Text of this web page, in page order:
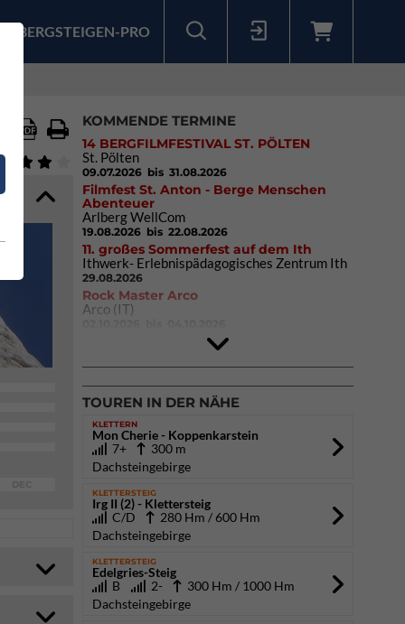
BERGSTEIGEN-PRO
KOMMENDE TERMINE
14 BERGFILMFESTIVAL ST. PÖLTEN
St. Pölten
09.07.2026 bis 31.08.2026
Filmfest St. Anton - Berge Menschen
Abenteuer
Arlberg WellCom
19.08.2026 bis 22.08.2026
11. großes Sommerfest auf dem Ith
Ithwerk- Erlebnispädagogisches Zentrum Ith
29.08.2026
Rock Master Arco
Arco (IT)
9. Eiskletter Festival Osttirol
08.01.2027bis 10.01.2027
TOUREN IN DER NÄHE
KLETTERN
Mon Cherie - Koppenkarstein
7+
300 m
Dachsteingebirge
KLETTERSTEIG
Irg II (2) - Klettersteig
C/D
280 Hm / 600 Hm
Dachsteingebirge
KLETTERSTEIG
Edelgries-Steig
B
2-
300 Hm / 1000 Hm
Dachsteingebirge